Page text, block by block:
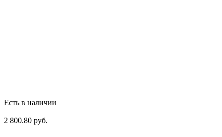
Есть в наличии
2 800.80 руб.